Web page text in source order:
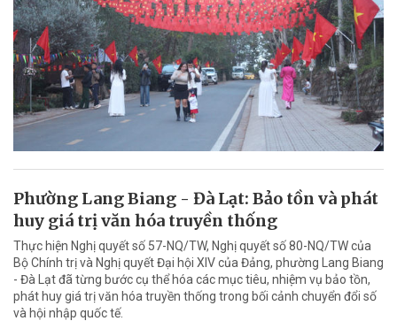
Phường Lang Biang - Đà Lạt: Bảo tồn và phát
huy giá trị văn hóa truyền thống
Thực hiện Nghị quyết số 57-NQ/TW, Nghị quyết số 80-NQ/TW của
Bộ Chính trị và Nghị quyết Đại hội XIV của Đảng, phường Lang Biang
- Đà Lạt đã từng bước cụ thể hóa các mục tiêu, nhiệm vụ bảo tồn,
phát huy giá trị văn hóa truyền thống trong bối cảnh chuyển đổi số
và hội nhập quốc tế.